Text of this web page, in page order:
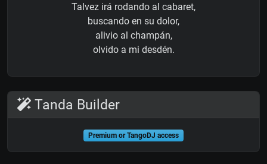
Talvez irá rodando al cabaret,
buscando en su dolor,
alivio al champán,
olvido a mi desdén.
Tanda Builder
Premium or TangoDJ access